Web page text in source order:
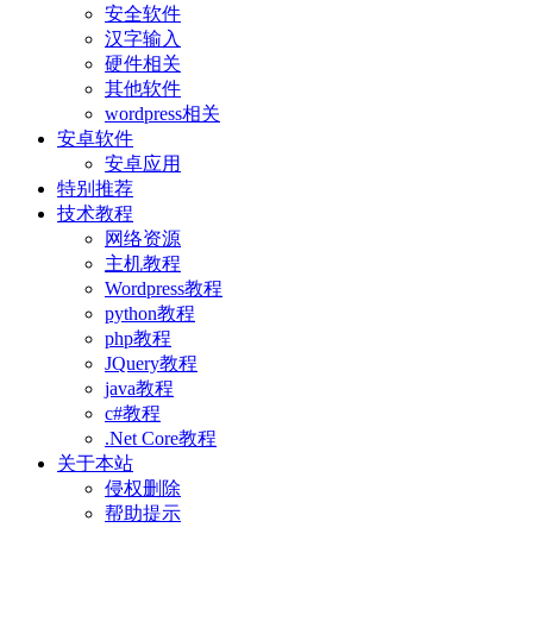
安全软件
汉字输入
硬件相关
其他软件
wordpress相关
安卓软件
安卓应用
特别推荐
技术教程
网络资源
主机教程
Wordpress教程
python教程
php教程
JQuery教程
java教程
c#教程
.Net Core教程
关于本站
侵权删除
帮助提示